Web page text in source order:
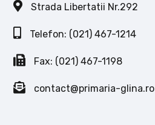
Strada Libertatii Nr.292
Telefon: (021) 467-1214
Fax: (021) 467-1198
contact@primaria-glina.ro